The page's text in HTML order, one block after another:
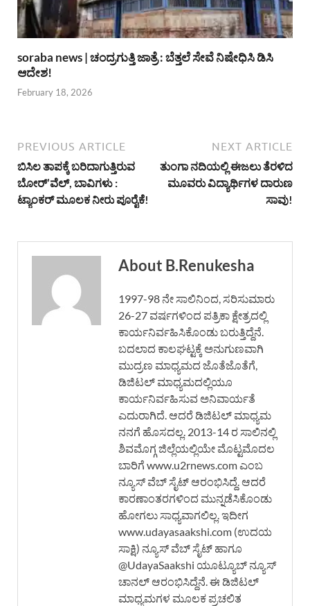
soraba news | ಚಂದ್ರಗುತ್ತಿ ಜಾತ್ರೆ : ಬೆತ್ತಲೆ ಸೇವೆ ನಿಷೇಧಿಸಿ ಡಿಸಿ
ಆದೇಶ!
February 18, 2026
PREVIOUS ARTICLE
ಬಿಸಿಲ ತಾಪಕ್ಕೆ ಬರಿದಾಗುತ್ತಿರುವ
ಬೋರ್’ವೆಲ್, ಬಾವಿಗಳು :
ಟ್ಯಾಂಕರ್ ಮೂಲಕ ನೀರು ಪೂರೈಕೆ!
NEXT ARTICLE
ತುಂಗಾ ನದಿಯಲ್ಲಿ ಈಜಲು ತೆರಳಿದ
ಮೂವರು ವಿದ್ಯಾರ್ಥಿಗಳ ದಾರುಣ
ಸಾವು!
About B.Renukesha
1997-98 ನೇ ಸಾಲಿನಿಂದ, ಸರಿಸುಮಾರು
26-27 ವರ್ಷಗಳಿಂದ ಪತ್ರಿಕಾ ಕ್ಷೇತ್ರದಲ್ಲಿ
ಕಾರ್ಯನಿರ್ವಹಿಸಿಕೊಂಡು ಬರುತ್ತಿದ್ದೆನೆ.
ಬದಲಾದ ಕಾಲಘಟ್ಟಕ್ಕೆ ಅನುಗುಣವಾಗಿ
ಮುದ್ರಣ ಮಾಧ್ಯಮದ ಜೊತೆಜೊತೆಗೆ,
ಡಿಜಿಟಲ್ ಮಾಧ್ಯಮದಲ್ಲಿಯೂ
ಕಾರ್ಯನಿರ್ವಹಿಸುವ ಅನಿವಾರ್ಯತೆ
ಎದುರಾಗಿದೆ. ಆದರೆ ಡಿಜಿಟಲ್ ಮಾಧ್ಯಮ
ನನಗೆ ಹೊಸದಲ್ಲ. 2013-14 ರ ಸಾಲಿನಲ್ಲಿ
ಶಿವಮೊಗ್ಗ ಜಿಲ್ಲೆಯಲ್ಲಿಯೇ ಮೊಟ್ಟಮೊದಲ
ಬಾರಿಗೆ www.u2rnews.com ಎಂಬ
ನ್ಯೂಸ್ ವೆಬ್ ಸೈಟ್ ಆರಂಭಿಸಿದ್ದೆ. ಆದರೆ
ಕಾರಣಾಂತರಗಳಿಂದ ಮುನ್ನಡೆಸಿಕೊಂಡು
ಹೋಗಲು ಸಾಧ್ಯವಾಗಲಿಲ್ಲ. ಇದೀಗ
www.udayasaakshi.com (ಉದಯ
ಸಾಕ್ಷಿ) ನ್ಯೂಸ್ ವೆಬ್ ಸೈಟ್ ಹಾಗೂ
@UdayaSaakshi ಯೂಟ್ಯೂಬ್ ನ್ಯೂಸ್
ಚಾನಲ್ ಆರಂಭಿಸಿದ್ದೆನೆ. ಈ ಡಿಜಿಟಲ್
ಮಾಧ್ಯಮಗಳ ಮೂಲಕ ಪ್ರಚಲಿತ